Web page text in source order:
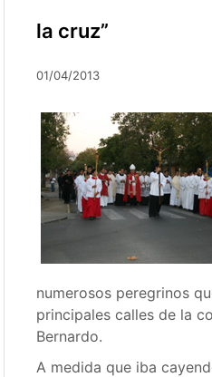
la cruz”
01/04/2013
numerosos peregrinos
principales calles de la
Bernardo.
A medida que iba